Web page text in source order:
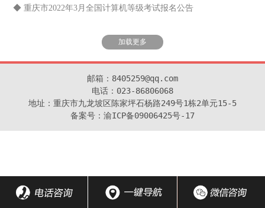
◆ 重庆市2022年3月全国计算机等级考试报名公告
加载更多
邮箱：8405259@qq.com
电话：023-86806068
地址：重庆市九龙坡区陈家坪石杨路249号1栋2单元15-5
备案号：渝ICP备09006425号-17